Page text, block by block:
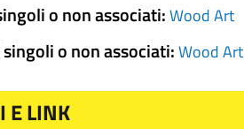
o non associati:Wood Art
o non associati:Wood Art
E LINK